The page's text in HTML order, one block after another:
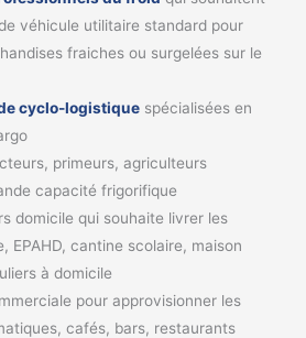
véhicule utilitaire standard pour
fraiches ou surgelées sur le
cyclo-logistique spécialisées en
primeurs, agriculteurs
capacité frigorifique
domicile qui souhaite livrer les
EPAHD, cantine scolaire, maison
à domicile
pour approvisionner les
cafés, bars, restaurants